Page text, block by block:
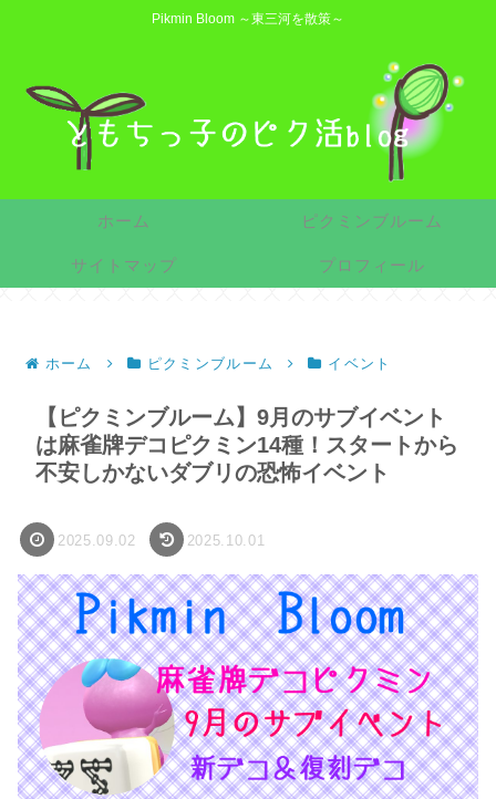
Pikmin Bloom ～東三河を散策～
ホーム ピクミンブルーム
サイトマップ プロフィール
ホーム ピクミンブルーム イベント
【ピクミンブルーム】9月のサブイベント
は麻雀牌デコピクミン14種！スタートから
不安しかないダブリの恐怖イベント
2025.09.02 2025.10.01